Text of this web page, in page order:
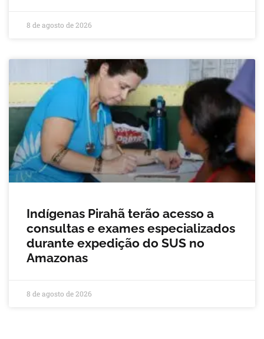
8 de agosto de 2026
Indígenas Pirahã terão acesso a
consultas e exames especializados
durante expedição do SUS no
Amazonas
8 de agosto de 2026